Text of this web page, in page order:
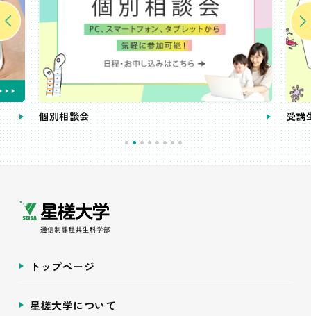
個別相談会 受講
トップページ
星槎大学について